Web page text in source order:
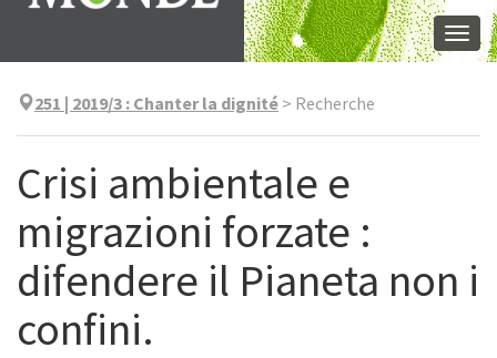
251 | 2019/3 : Chanter la dignité > Recherche
Crisi ambientale e
migrazioni forzate :
difendere il Pianeta non i
confini.